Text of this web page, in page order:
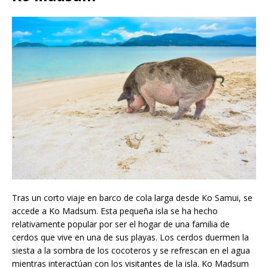
Tras un corto viaje en barco de cola larga desde Ko Samui, se
accede a Ko Madsum. Esta pequeña isla se ha hecho
relativamente popular por ser el hogar de una familia de
cerdos que vive en una de sus playas. Los cerdos duermen la
siesta a la sombra de los cocoteros y se refrescan en el agua
mientras interactúan con los visitantes de la isla. Ko Madsum